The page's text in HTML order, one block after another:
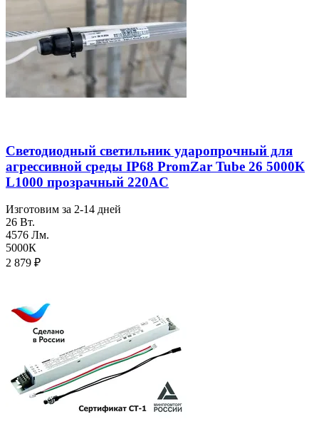
Светодиодный светильник ударопрочный для
агреcсивной среды IP68 PromZar Tube 26 5000К
L1000 прозрачный 220AC
Изготовим за 2-14 дней
26 Вт.
4576 Лм.
5000К
2 879 ₽